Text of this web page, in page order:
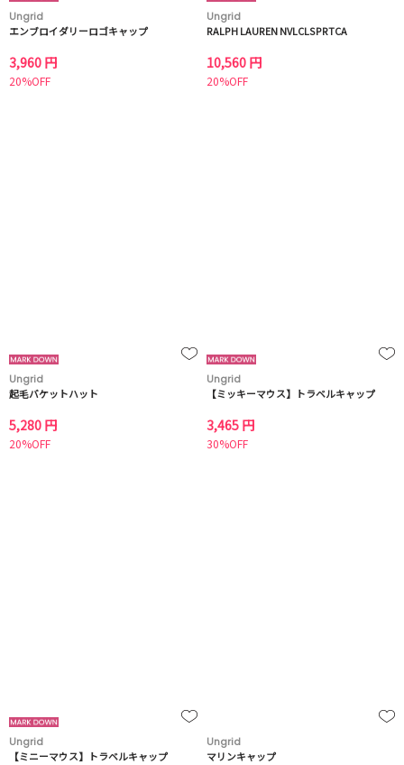
Ungrid
エンブロイダリーロゴキャップ
3,960 円
20%OFF
Ungrid
RALPH LAUREN NVLCLSPRTCA
10,560 円
20%OFF
Ungrid
起毛バケットハット
5,280 円
20%OFF
Ungrid
【ミッキーマウス】トラベルキャップ
3,465 円
30%OFF
Ungrid
【ミニーマウス】トラベルキャップ
Ungrid
マリンキャップ